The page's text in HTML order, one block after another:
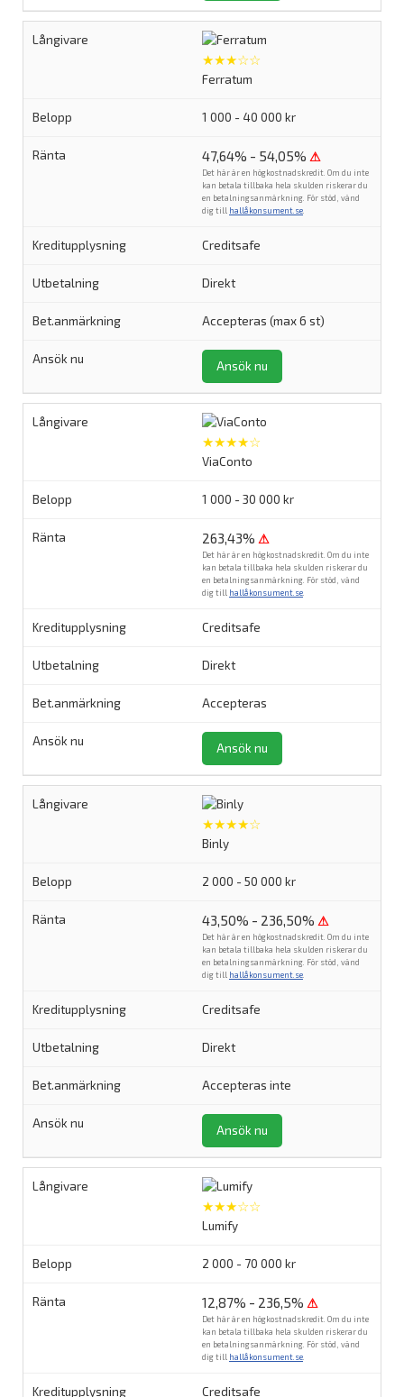
★★★☆☆
Ferratum
1 000 - 40 000 kr
47,64% - 54,05% ⚠
Det här är en högkostnadskredit. Om du inte
kan betala tillbaka hela skulden riskerar du
en betalningsanmärkning. För stöd, vänd
dig till hallåkonsument.se
Creditsafe
Direkt
Accepteras (max 6 st)
Ansök nu
★★★★☆
ViaConto
1 000 - 30 000 kr
263,43% ⚠
Det här är en högkostnadskredit. Om du inte
kan betala tillbaka hela skulden riskerar du
en betalningsanmärkning. För stöd, vänd
dig till hallåkonsument.se
Creditsafe
Direkt
Accepteras
Ansök nu
★★★★☆
Binly
2 000 - 50 000 kr
43,50% - 236,50% ⚠
Det här är en högkostnadskredit. Om du inte
kan betala tillbaka hela skulden riskerar du
en betalningsanmärkning. För stöd, vänd
dig till hallåkonsument.se
Creditsafe
Direkt
Accepteras inte
Ansök nu
★★★☆☆
Lumify
2 000 - 70 000 kr
12,87% - 236,5% ⚠
Det här är en högkostnadskredit. Om du inte
kan betala tillbaka hela skulden riskerar du
en betalningsanmärkning. För stöd, vänd
dig till hallåkonsument.se
Creditsafe